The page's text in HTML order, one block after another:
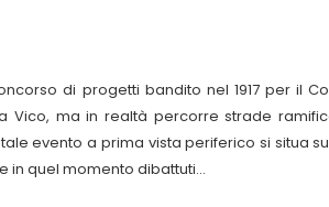
di progetti bandito nel 1917 per il
Vico, ma in realtà percorre strade
evento a prima vista periferico si situa
in quel momento dibattuti...